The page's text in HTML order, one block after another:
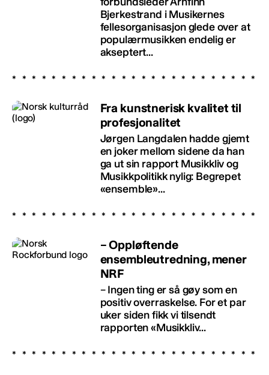
Bjerkestrand i Musikernes
fellesorganisasjon glede over at
populærmusikken endelig er
akseptert...
Fra kunstnerisk kvalitet til
profesjonalitet
Jørgen Langdalen hadde gjemt
en joker mellom sidene da han
ga ut sin rapport Musikkliv og
Musikkpolitikk nylig: Begrepet
«ensemble»...
– Oppløftende
ensembleutredning, mener
NRF
– Ingen ting er så gøy som en
positiv overraskelse. For et par
uker siden fikk vi tilsendt
rapporten «Musikkliv...